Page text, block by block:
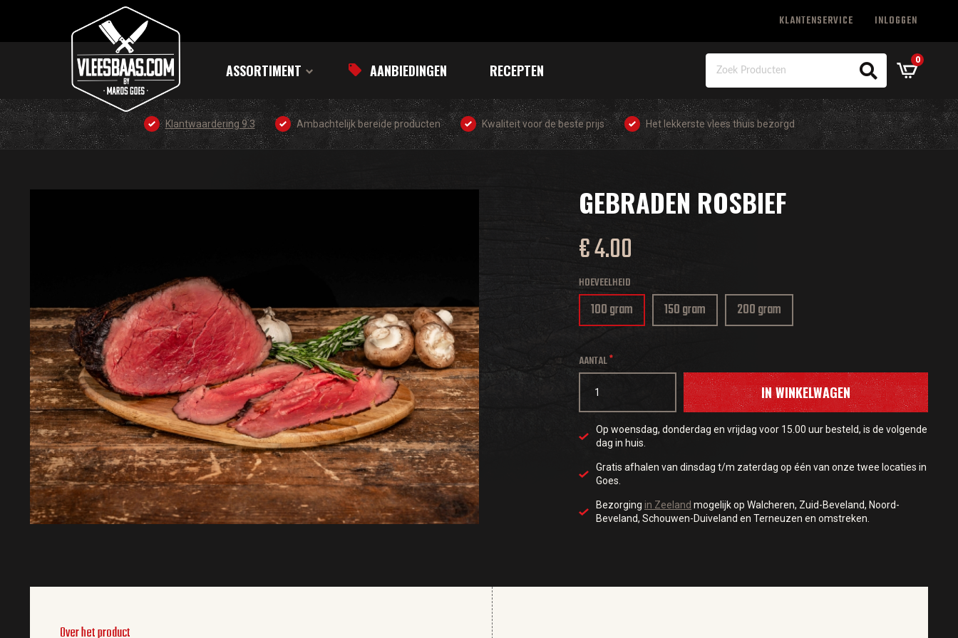
KLANTENSERVICE INLOGGEN
ASSORTIMENT AANBIEDINGEN RECEPTEN
0
Klantwaardering 9.3 Ambachtelijk bereide producten Kwaliteit voor de beste prijs Het lekkerste vlees thuis bezorgd
GEBRADEN ROSBIEF
€ 4.00
HOEVEELHEID
100 gram 150 gram 200 gram
AANTAL
IN WINKELWAGEN
Op woensdag, donderdag en vrijdag voor 15.00 uur besteld, is de volgende
dag in huis.
Gratis afhalen van dinsdag t/m zaterdag op één van onze twee locaties in
Goes.
Bezorging in Zeeland mogelijk op Walcheren, Zuid-Beveland, Noord-
Beveland, Schouwen-Duiveland en Terneuzen en omstreken.
Over het product